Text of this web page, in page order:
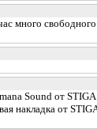
много
Sound от
накладка от